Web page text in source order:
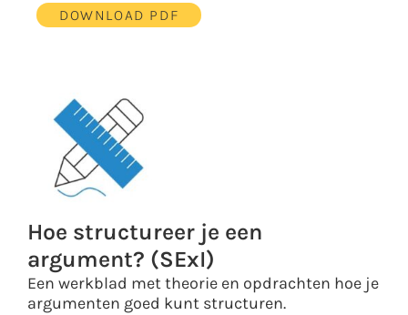
DOWNLOAD PDF
Hoe structureer je een
argument? (SExI)
Een werkblad met theorie en opdrachten hoe je
argumenten goed kunt structuren.